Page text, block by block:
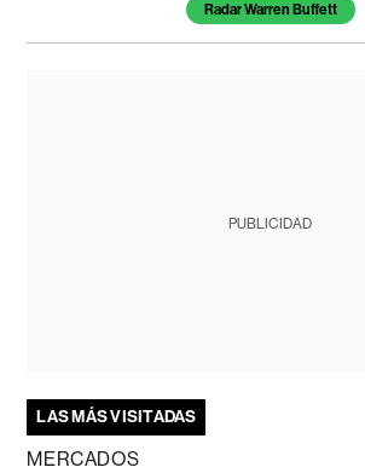
Radar Warren Buffett
PUBLICIDAD
LAS MÁS VISITADAS
MERCADOS